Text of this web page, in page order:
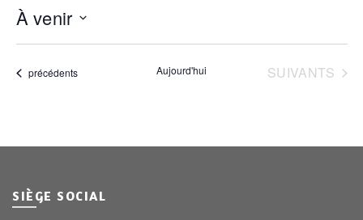
À venir
une
Évènements
précédents Aujourd'hui ÉVÈNEMENTS
SUIVANTS
SIÈGE SOCIAL